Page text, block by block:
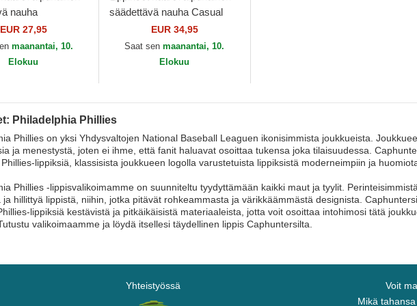
nauha
Core Classic
Phillies MLB
EUR 27,95
maanantai, 10.
Elokuu
säädettävä nauha Casual
Classic All Star Game Fan
Pack Philadelphia...
EUR 34,95
Saat senmaanantai, 10.
Elokuu
Philadelphia Phillies
Phillies on yksi Yhdysvaltojen National Baseball Leaguen ikonisimmista joukkueista.
ja menestystä, joten ei ihme, että fanit haluavat osoittaa tukensa joka tilaisuudessa.
lippiksiä, klassisista joukkueen logolla varustetuista lippiksistä moderneimpiin ja
Phillies -lippisvalikoimamme on suunniteltu tyydyttämään kaikki maut ja tyylit.
ja hillittyä lippistä, niihin, jotka pitävät rohkeammasta ja värikkäämmästä designista.
lippiksiä kestävistä ja pitkäikäisistä materiaaleista, jotta voit osoittaa intohimosi tätä
valikoimaamme ja löydä itsellesi täydellinen lippis Caphuntersilta.
Yhteistyössä
Voit
Mikä